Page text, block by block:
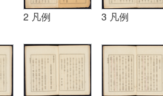
2 凡例 3 凡例